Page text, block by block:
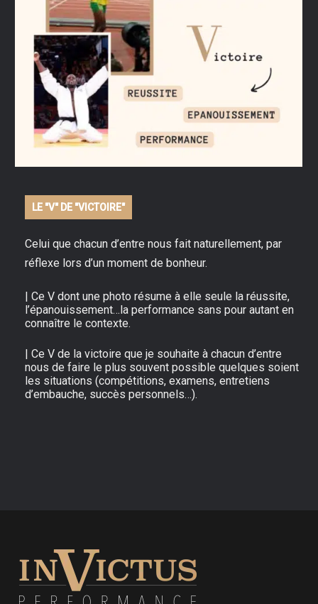
LE "V" DE "VICTOIRE"
Celui que chacun d’entre nous fait naturellement, par
réflexe lors d’un moment de bonheur.
| Ce V dont une photo résume à elle seule la réussite,
l’épanouissement…la performance sans pour autant en
connaître le contexte.
| Ce V de la victoire que je souhaite à chacun d’entre
nous de faire le plus souvent possible quelques soient
les situations (compétitions, examens, entretiens
d’embauche, succès personnels…).